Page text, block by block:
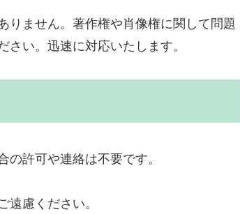
りません。著作権や肖像権に関して問題
い。迅速に対応いたします。
許可や連絡は不要です。
遠慮ください。